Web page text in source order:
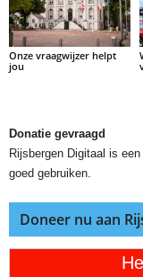
Onze vraagwijzer helpt
jou
Donatie gevraagd
Rijsbergen Digitaal is
goed gebruiken.
Doneer nu aan